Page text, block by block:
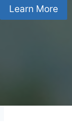
Learn More